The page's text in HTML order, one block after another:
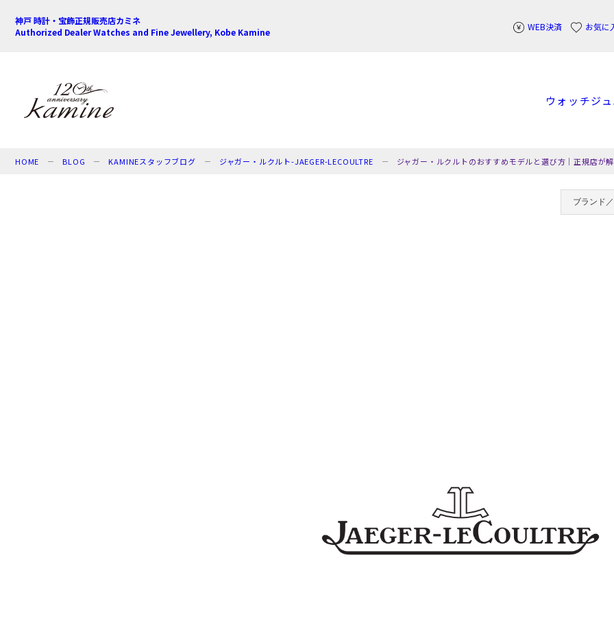
神戸 時計・宝飾正規販売店カミネ
Authorized Dealer Watches and Fine Jewellery, Kobe Kamine
WEB決済 お気に
ウォッチジ
HOME BLOG KAMINEスタッフブログ ジャガー・ルクルト-JAEGER-LECOULTRE ジャガー・ルクルトのおすすめモデルと選び方｜正規店が